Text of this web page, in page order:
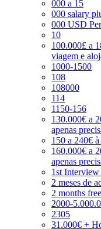
000 a 15
000 salary
000 USD
10
100.000£ a
viagem e
1000-1500
108
108000
114
1150-156
130.000€ a
apenas
150 a 240€ à
160.000€ a
apenas
1st
2 meses de
2 months
2000-
2305
31.000€ +